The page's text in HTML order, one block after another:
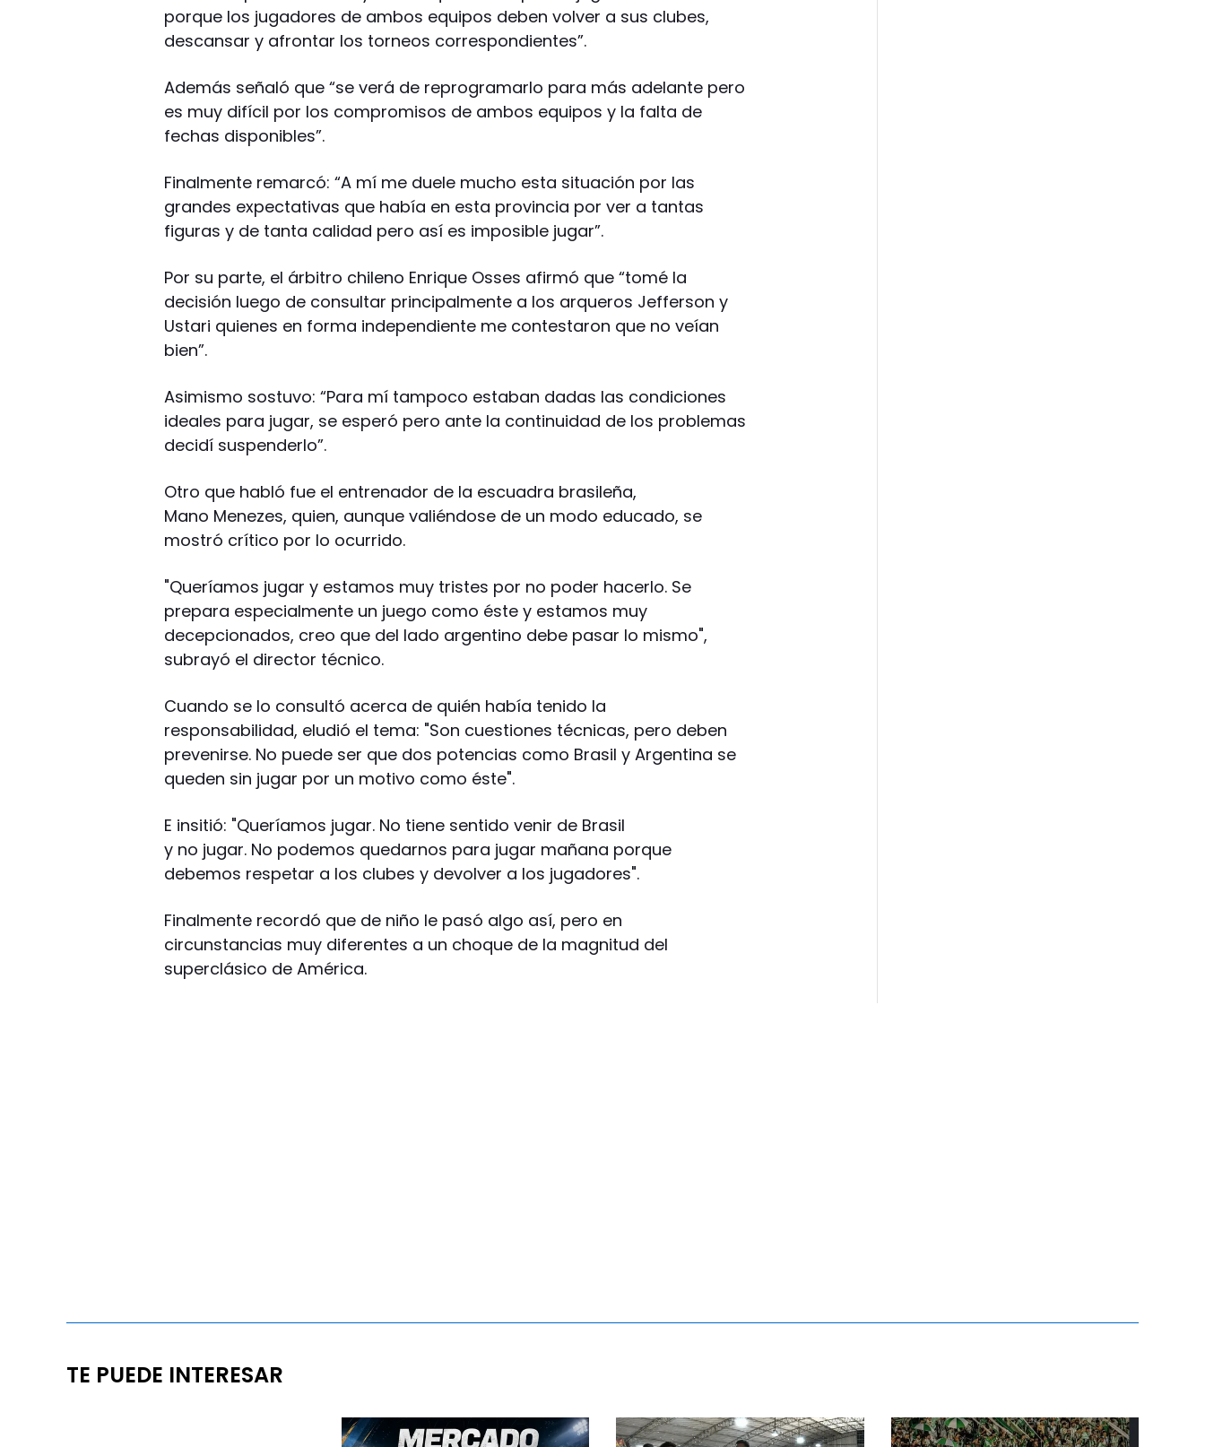
porque los jugadores de ambos equipos deben volver a sus clubes,
descansar y afrontar los torneos correspondientes”.
Además señaló que “se verá de reprogramarlo para más adelante pero
es muy difícil por los compromisos de ambos equipos y la falta de
fechas disponibles”.
Finalmente remarcó: “A mí me duele mucho esta situación por las
grandes expectativas que había en esta provincia por ver a tantas
figuras y de tanta calidad pero así es imposible jugar”.
Por su parte, el árbitro chileno Enrique Osses afirmó que “tomé la
decisión luego de consultar principalmente a los arqueros Jefferson y
Ustari quienes en forma independiente me contestaron que no veían
bien”.
Asimismo sostuvo: “Para mí tampoco estaban dadas las condiciones
ideales para jugar, se esperó pero ante la continuidad de los problemas
decidí suspenderlo”.
Otro que habló fue el entrenador de la escuadra brasileña,
Mano Menezes, quien, aunque valiéndose de un modo educado, se
mostró crítico por lo ocurrido.
"Queríamos jugar y estamos muy tristes por no poder hacerlo. Se
prepara especialmente un juego como éste y estamos muy
decepcionados, creo que del lado argentino debe pasar lo mismo",
subrayó el director técnico.
Cuando se lo consultó acerca de quién había tenido la
responsabilidad, eludió el tema: "Son cuestiones técnicas, pero deben
prevenirse. No puede ser que dos potencias como Brasil y Argentina se
queden sin jugar por un motivo como éste".
E insitió: "Queríamos jugar. No tiene sentido venir de Brasil
y no jugar. No podemos quedarnos para jugar mañana porque
debemos respetar a los clubes y devolver a los jugadores".
Finalmente recordó que de niño le pasó algo así, pero en
circunstancias muy diferentes a un choque de la magnitud del
superclásico de América.
TE PUEDE INTERESAR